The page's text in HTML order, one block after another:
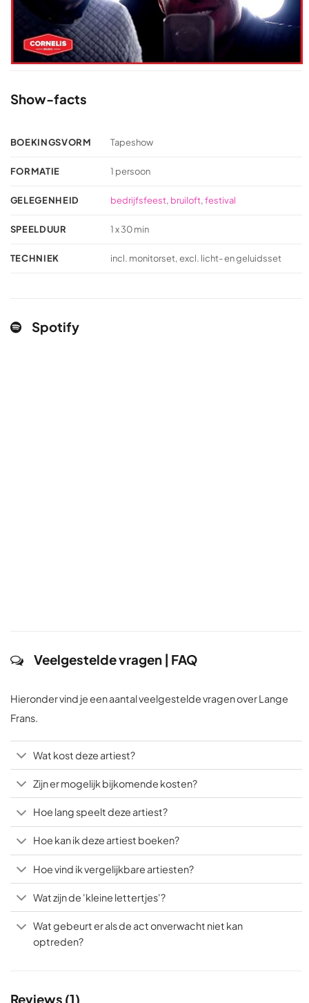
Show-facts
BOEKINGSVORM Tapeshow
FORMATIE 1 persoon
GELEGENHEID bedrijfsfeest, bruiloft,festival
SPEELDUUR 1 x 30 min
TECHNIEK incl. monitorset, excl. licht- en geluidsset
Spotify
Veelgestelde vragen | FAQ
Hieronder vind je een aantal veelgestelde vragen over Lange
Frans.
Wat kost deze artiest?
Zijn er mogelijk bijkomende kosten?
Hoe lang speelt deze artiest?
Hoe kan ik deze artiest boeken?
Hoe vind ik vergelijkbare artiesten?
Wat zijn de 'kleine lettertjes'?
Wat gebeurt er als de act onverwacht niet kan
optreden?
Reviews (1)